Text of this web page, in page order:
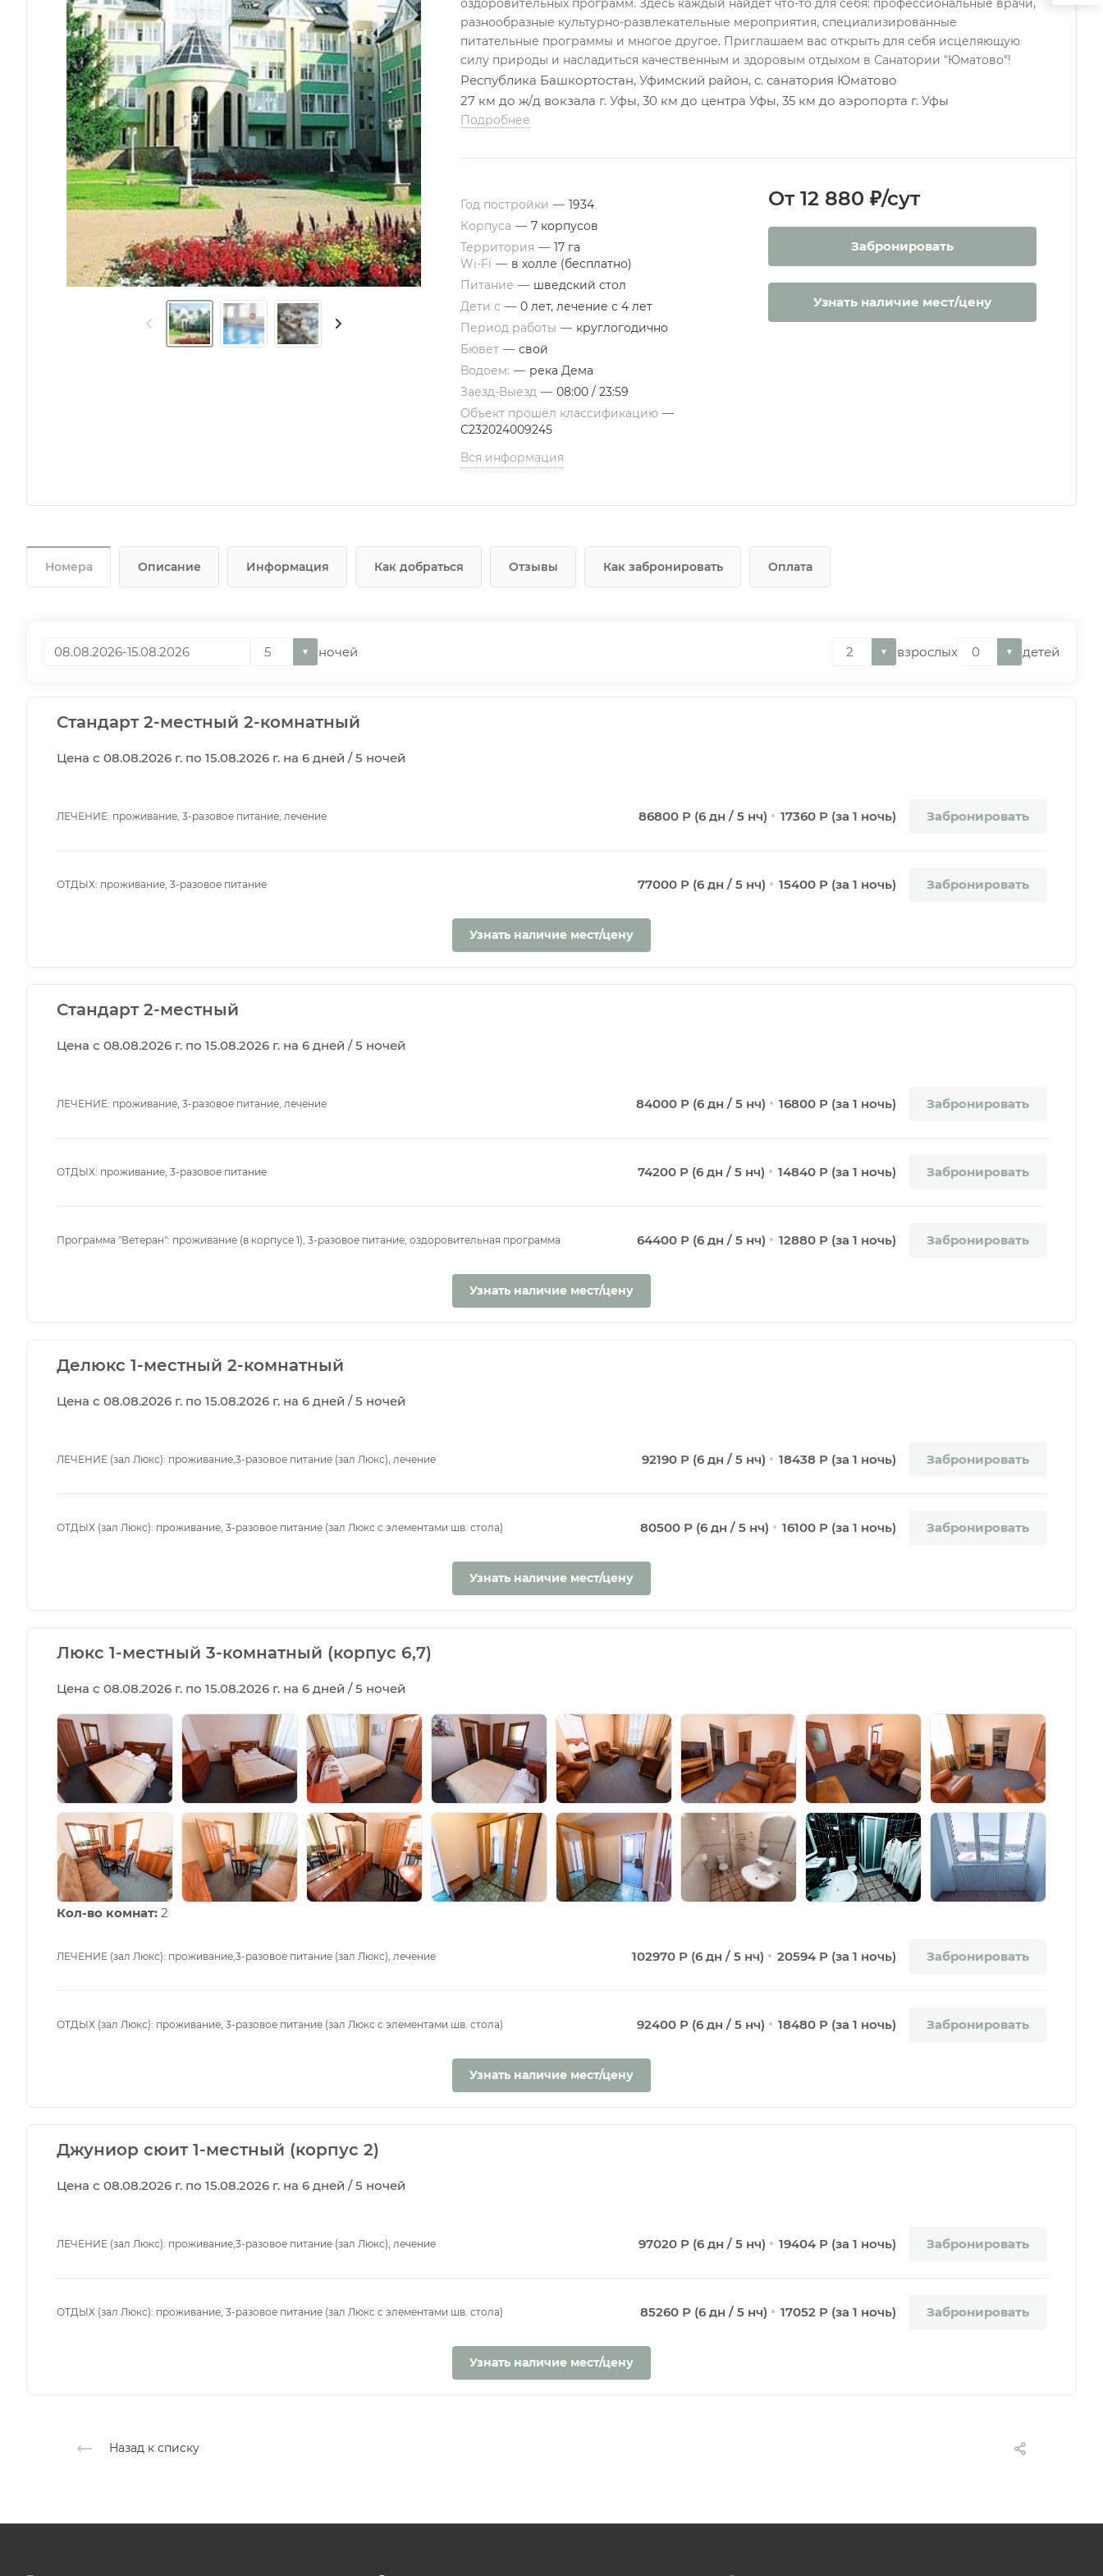
оздоровительных программ. Здесь каждый найдет что-то для себя: профессиональные врачи,
разнообразные культурно-развлекательные мероприятия, специализированные
питательные программы и многое другое. Приглашаем вас открыть для себя исцеляющую
силу природы и насладиться качественным и здоровым отдыхом в Санатории "Юматово"!
Республика Башкортостан, Уфимский район, с. санатория Юматово
27 км до ж/д вокзала г. Уфы, 30 км до центра Уфы, 35 км до аэропорта г. Уфы
Подробнее
Год постройки — 1934
Корпуса — 7 корпусов
Территория — 17 га
Wi-Fi — в холле (бесплатно)
Питание — шведский стол
Дети с — 0 лет, лечение с 4 лет
Период работы — круглогодично
Бювет — свой
Водоем: — река Дема
Заезд-Выезд — 08:00 / 23:59
Объект прошел классификацию —
С232024009245
Вся информация
От 12 880 ₽/сут
Забронировать
Узнать наличие мест/цену
Номера Описание Информация Как добраться Отзывы Как забронировать Оплата
▼ ночей ▼ взрослых ▼ детей
Стандарт 2-местный 2-комнатный
Цена с 08.08.2026 г. по 15.08.2026 г. на 6 дней / 5 ночей
ЛЕЧЕНИЕ: проживание, 3-разовое питание, лечение 86800 Р (6 дн / 5 нч) 17360 Р (за 1 ночь) Забронировать
ОТДЫХ: проживание, 3-разовое питание 77000 Р (6 дн / 5 нч) 15400 Р (за 1 ночь) Забронировать
Узнать наличие мест/цену
Стандарт 2-местный
Цена с 08.08.2026 г. по 15.08.2026 г. на 6 дней / 5 ночей
ЛЕЧЕНИЕ: проживание, 3-разовое питание, лечение 84000 Р (6 дн / 5 нч) 16800 Р (за 1 ночь) Забронировать
ОТДЫХ: проживание, 3-разовое питание 74200 Р (6 дн / 5 нч) 14840 Р (за 1 ночь) Забронировать
Программа "Ветеран": проживание (в корпусе 1), 3-разовое питание, оздоровительная программа 64400 Р (6 дн / 5 нч) 12880 Р (за 1 ночь) Забронировать
Узнать наличие мест/цену
Делюкс 1-местный 2-комнатный
Цена с 08.08.2026 г. по 15.08.2026 г. на 6 дней / 5 ночей
ЛЕЧЕНИЕ (зал Люкс): проживание,3-разовое питание (зал Люкс), лечение 92190 Р (6 дн / 5 нч) 18438 Р (за 1 ночь) Забронировать
ОТДЫХ (зал Люкс): проживание, 3-разовое питание (зал Люкс с элементами шв. стола) 80500 Р (6 дн / 5 нч) 16100 Р (за 1 ночь) Забронировать
Узнать наличие мест/цену
Люкс 1-местный 3-комнатный (корпус 6,7)
Цена с 08.08.2026 г. по 15.08.2026 г. на 6 дней / 5 ночей
Кол-во комнат: 2
ЛЕЧЕНИЕ (зал Люкс): проживание,3-разовое питание (зал Люкс), лечение 102970 Р (6 дн / 5 нч) 20594 Р (за 1 ночь) Забронировать
ОТДЫХ (зал Люкс): проживание, 3-разовое питание (зал Люкс с элементами шв. стола) 92400 Р (6 дн / 5 нч) 18480 Р (за 1 ночь) Забронировать
Узнать наличие мест/цену
Джуниор сюит 1-местный (корпус 2)
Цена с 08.08.2026 г. по 15.08.2026 г. на 6 дней / 5 ночей
ЛЕЧЕНИЕ (зал Люкс): проживание,3-разовое питание (зал Люкс), лечение 97020 Р (6 дн / 5 нч) 19404 Р (за 1 ночь) Забронировать
ОТДЫХ (зал Люкс): проживание, 3-разовое питание (зал Люкс с элементами шв. стола) 85260 Р (6 дн / 5 нч) 17052 Р (за 1 ночь) Забронировать
Узнать наличие мест/цену
Назад к списку